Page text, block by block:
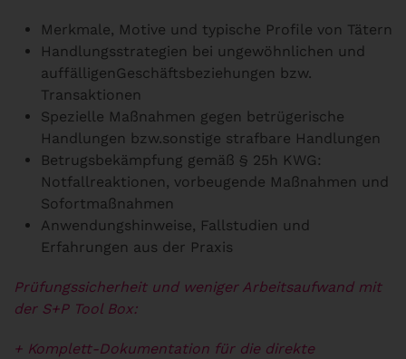
Merkmale, Motive und typische Profile von Tätern
Handlungsstrategien bei ungewöhnlichen und
auffälligenGeschäftsbeziehungen bzw.
Transaktionen
Spezielle Maßnahmen gegen betrügerische
Handlungen bzw.sonstige strafbare Handlungen
Betrugsbekämpfung gemäß § 25h KWG:
Notfallreaktionen, vorbeugende Maßnahmen und
Sofortmaßnahmen
Anwendungshinweise, Fallstudien und
Erfahrungen aus der Praxis
Prüfungssicherheit und weniger Arbeitsaufwand mit
der S+P Tool Box:
+ Komplett-Dokumentation für die direkte